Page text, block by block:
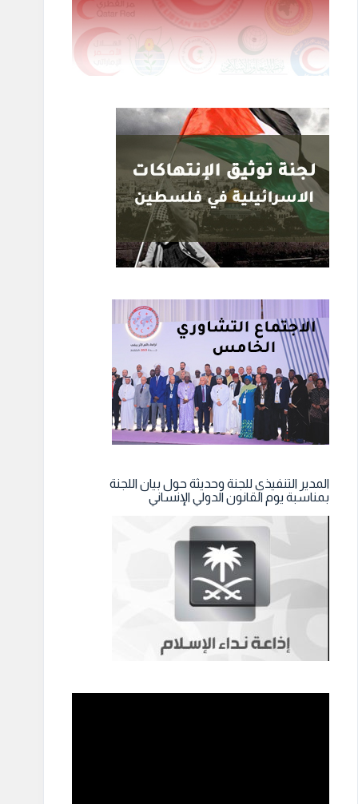
المدير التنفيذي للجنة وحديثة حول بيان اللجنة
بمناسبة يوم القانون الدولي الإنساني